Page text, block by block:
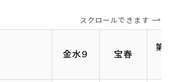
スクロールできます
金水9 宝春
第